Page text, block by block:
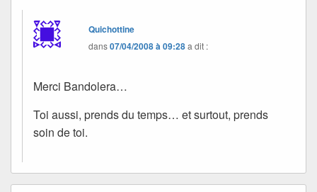
Quichottine
dans07/04/2008 à 09:28a dit :
Merci Bandolera…
Toi aussi, prends du temps… et surtout, prends
soin de toi.